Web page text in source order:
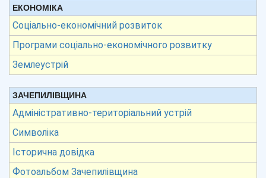
ЕКОНОМІКА
Соціально-економічний розвиток
Програми соціально-економічного розвитку
Землеустрій
ЗАЧЕПИЛІВЩИНА
Адміністративно-територіальний устрій
Символіка
Історична довідка
Фотоальбом Зачепилівщина